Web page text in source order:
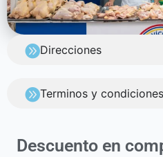
Direcciones
Terminos y condiciones
Descuento en